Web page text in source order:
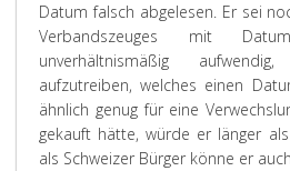
Datum falsch abgelesen. Er sei
Verbandszeuges mit
unverhältnismäßig
aufzutreiben, welches einen
ähnlich genug für eine
gekauft hätte, würde er länger
als Schweizer Bürger könne er